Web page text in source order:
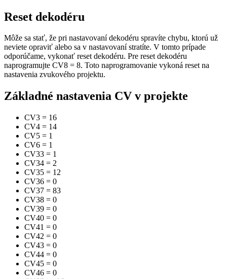
Reset dekodéru
Môže sa stať, že pri nastavovaní dekodéru spravíte chybu, ktorú už
neviete opraviť alebo sa v nastavovaní stratíte. V tomto prípade
odporúčame, vykonať reset dekodéru. Pre reset dekodéru
naprogramujte CV8 = 8. Toto naprogramovanie vykoná reset na
nastavenia zvukového projektu.
Základné nastavenia CV v projekte
CV3 = 16
CV4 = 14
CV5 = 1
CV6 = 1
CV33 = 1
CV34 = 2
CV35 = 12
CV36 = 0
CV37 = 83
CV38 = 0
CV39 = 0
CV40 = 0
CV41 = 0
CV42 = 0
CV43 = 0
CV44 = 0
CV45 = 0
CV46 = 0